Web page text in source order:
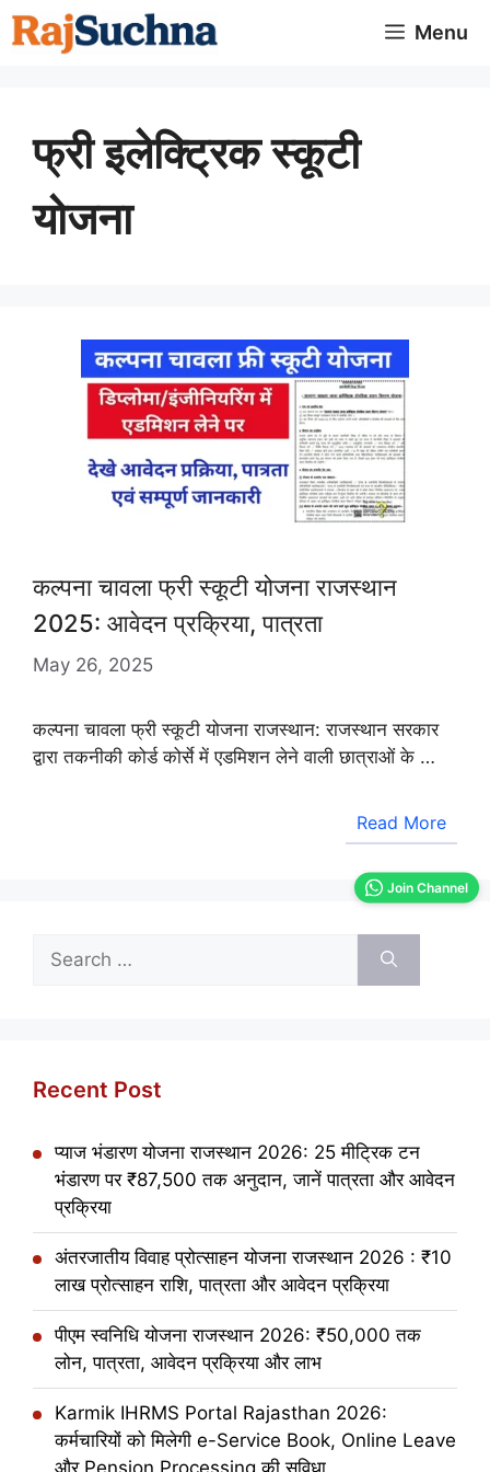
Skip
to
Menu
फ्री इलेक्ट्रिक स्कूटी
योजना
कल्पना चावला फ्री स्कूटी योजना राजस्थान
2025: आवेदन प्रक्रिया, पात्रता
May 26, 2025
कल्पना चावला फ्री स्कूटी योजना राजस्थान: राजस्थान सरकार
द्वारा तकनीकी कोर्ड कोर्से में एडमिशन लेने वाली छात्राओं के …
Read More
Search
for:
Recent Post
प्याज भंडारण योजना राजस्थान 2026: 25 मीट्रिक टन
भंडारण पर ₹87,500 तक अनुदान, जानें पात्रता और आवेदन
प्रक्रिया
अंतरजातीय विवाह प्रोत्साहन योजना राजस्थान 2026 : ₹10
लाख प्रोत्साहन राशि, पात्रता और आवेदन प्रक्रिया
पीएम स्वनिधि योजना राजस्थान 2026: ₹50,000 तक
लोन, पात्रता, आवेदन प्रक्रिया और लाभ
Karmik IHRMS Portal Rajasthan 2026:
कर्मचारियों को मिलेगी e-Service Book, Online Leave
और Pension Processing की सुविधा
Join Channel